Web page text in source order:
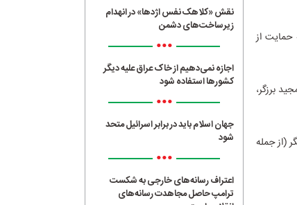
حمایت از
برزگر،
(از جمله
نقش «کلاهک نفس اژدها» در انهدام
زیرساخت‌های دشمن
•••
اجازه نمی‌دهیم از خاک عراق علیه دیگر
کشورها استفاده شود
•••
جهان اسلام باید در برابر اسرائیل متحد
شود
•••
اعتراف رسانه‌های خارجی به شکست
ترامپ حاصل مجاهدت رسانه‌های